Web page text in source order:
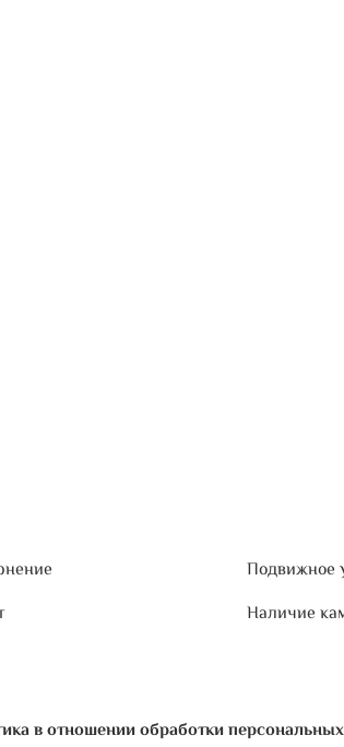
Подвижное
Наличие
в отношении обработки